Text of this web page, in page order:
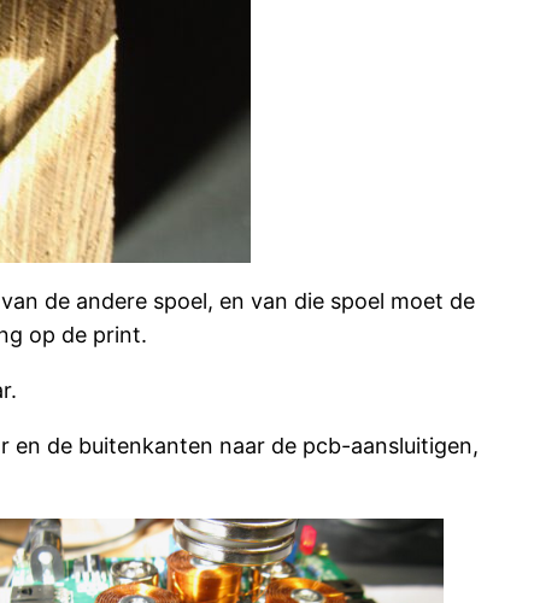
de andere spoel, en van die spoel moet de
op de print.
en de buitenkanten naar de pcb-aansluitigen,